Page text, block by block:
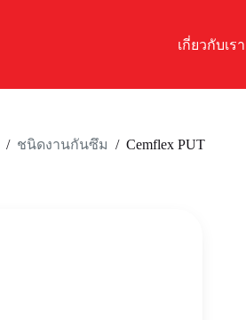
เกี่ยวกับเรา
/ ชนิดงานกันซึม / Cemflex PUT